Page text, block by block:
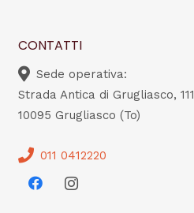
CONTATTI
Sede operativa:
Strada Antica di Grugliasco, 111
10095 Grugliasco (To)
011 0412220